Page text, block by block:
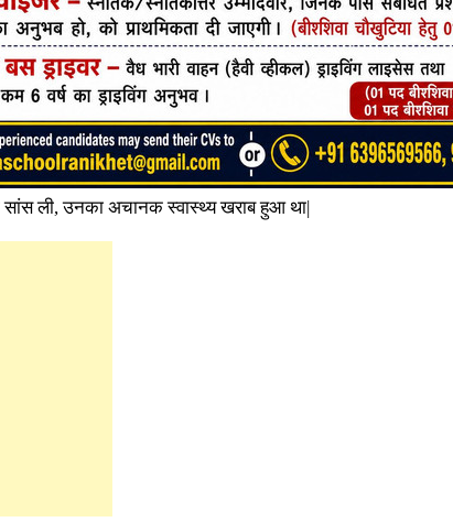
ली, उनका अचानक स्वास्थ्य खराब हुआ था|